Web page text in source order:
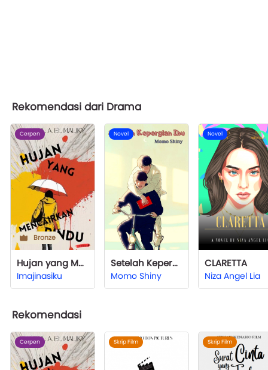
Rekomendasi dari Drama
Cerpen
Bronze
Hujan yang Mencairkan Rindu
Imajinasiku
Novel
Setelah Kepergian Ibu
Momo Shiny
Novel
CLARETTA
Niza Angel Lia
Rekomendasi
Cerpen Skrip Film Skrip Film